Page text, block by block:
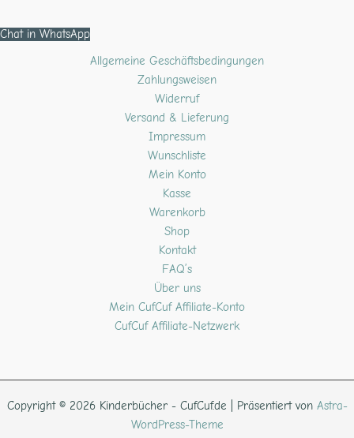
Chat in WhatsApp
Allgemeine Geschäftsbedingungen
Zahlungsweisen
Widerruf
Versand & Lieferung
Impressum
Wunschliste
Mein Konto
Kasse
Warenkorb
Shop
Kontakt
FAQ’s
Über uns
Mein CufCuf Affiliate-Konto
CufCuf Affiliate-Netzwerk
Copyright © 2026 Kinderbücher - CufCuf.de | Präsentiert von Astra-
WordPress-Theme